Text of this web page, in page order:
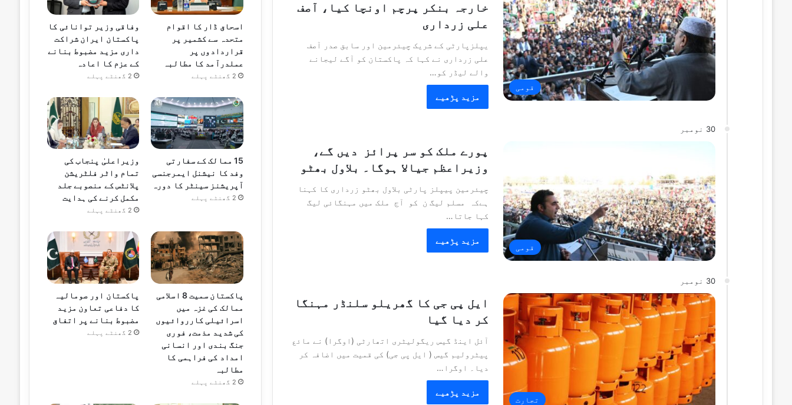
قومی
خارجہ بنکر پرچم اونچا کیا، آصف
علی زرداری
یپلزپارٹی کے شریک چیئرمین اور سابق صدر آصف
علی زرداری نے کہا کہ پاکستان کو آگے لیجانے
والے لیڈر کو…
مزید پڑھیے
30 نومبر
قومی
پورے ملک کو سر پرائز دیں گے،
وزیراعظم جیالا ہوگا۔ بلاول بھٹو
چیئرمین پیپلز پارٹی بلاول بھٹو زرداری کا کہنا
ہےکہ مسلم لیگ ن کو آج ملک میں مہنگائی لیگ
کہا جاتا…
مزید پڑھیے
30 نومبر
تجارت
ایل پی جی کا گھریلو سلنڈر مہنگا
کر دیا گیا
آئل اینڈ گیس ریگولیٹری اتھارٹی (اوگرا) نے مائع
پیٹرولیم گیس ( ایل پی جی) کی قمیت میں اضافہ کر
دیا۔ اوگرا…
مزید پڑھیے
اسحاق ڈار کا اقوام
متحدہ سے کشمیر پر
قراردادوں پر
عملدرآمد کا مطالبہ
2 گھنٹے پہلے
وفاقی وزیر توانائی کا
پاکستان ایران شراکت
داری مزید مضبوط بنانے
کے عزم کا اعادہ
2 گھنٹے پہلے
15 ممالک کے سفارتی
وفد کا نیشنل ایمرجنسی
آپریشنز سینٹر کا دورہ
2 گھنٹے پہلے
وزیراعلیٰ پنجاب کی
تمام واٹر فلٹریشن
پلانٹس کے منصوبے جلد
مکمل کرنے کی ہدایت
2 گھنٹے پہلے
پاکستان سمیت 8 اسلامی
ممالک کی غزہ میں
اسرائیلی کارروائیوں
کی شدید مذمت، فوری
جنگ بندی اور انسانی
امداد کی فراہمی کا
مطالبہ
2 گھنٹے پہلے
پاکستان اور صومالیہ
کا دفاعی تعاون مزید
مضبوط بنانے پر اتفاق
2 گھنٹے پہلے